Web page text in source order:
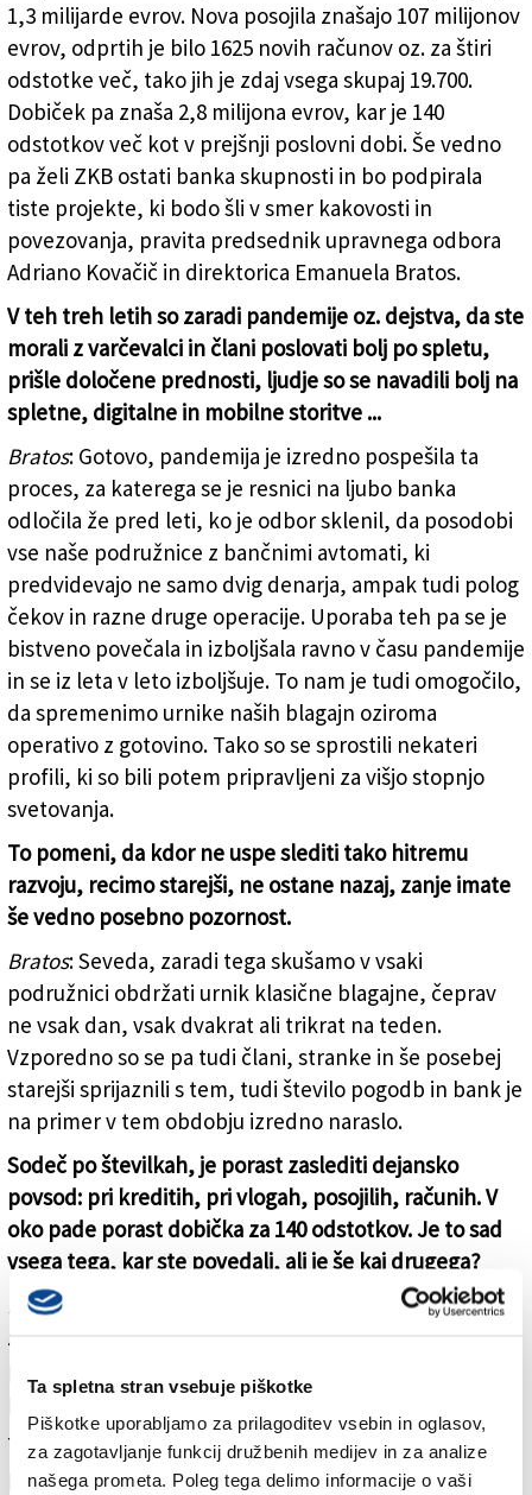
Ta spletna stran vsebuje piškotke
Piškotke uporabljamo za prilagoditev vsebin in oglasov,
za zagotavljanje funkcij družbenih medijev in za analize
našega prometa. Poleg tega delimo informacije o vaši
1,3 milijarde evrov. Nova posojila znašajo 107 milijonov
evrov, odprtih je bilo 1625 novih računov oz. za štiri
odstotke več, tako jih je zdaj vsega skupaj 19.700.
Dobiček pa znaša 2,8 milijona evrov, kar je 140
odstotkov več kot v prejšnji poslovni dobi. Še vedno
pa želi ZKB ostati banka skupnosti in bo podpirala
tiste projekte, ki bodo šli v smer kakovosti in
povezovanja, pravita predsednik upravnega odbora
Adriano Kovačič in direktorica Emanuela Bratos.
V teh treh letih so zaradi pandemije oz. dejstva, da ste
morali z varčevalci in člani poslovati bolj po spletu,
prišle določene prednosti, ljudje so se navadili bolj na
spletne, digitalne in mobilne storitve ...
Bratos: Gotovo, pandemija je izredno pospešila ta
proces, za katerega se je resnici na ljubo banka
odločila že pred leti, ko je odbor sklenil, da posodobi
vse naše podružnice z bančnimi avtomati, ki
predvidevajo ne samo dvig denarja, ampak tudi polog
čekov in razne druge operacije. Uporaba teh pa se je
bistveno povečala in izboljšala ravno v času pandemije
in se iz leta v leto izboljšuje. To nam je tudi omogočilo,
da spremenimo urnike naših blagajn oziroma
operativo z gotovino. Tako so se sprostili nekateri
profili, ki so bili potem pripravljeni za višjo stopnjo
svetovanja.
To pomeni, da kdor ne uspe slediti tako hitremu
razvoju, recimo starejši, ne ostane nazaj, zanje imate
še vedno posebno pozornost.
Bratos: Seveda, zaradi tega skušamo v vsaki
podružnici obdržati urnik klasične blagajne, čeprav
ne vsak dan, vsak dvakrat ali trikrat na teden.
Vzporedno so se pa tudi člani, stranke in še posebej
starejši sprijaznili s tem, tudi število pogodb in bank je
na primer v tem obdobju izredno naraslo.
Sodeč po številkah, je porast zaslediti dejansko
povsod: pri kreditih, pri vlogah, posojilih, računih. V
oko pade porast dobička za 140 odstotkov. Je to sad
vsega tega, kar ste povedali, ali je še kaj drugega?
Bratos
: Je gotovo sad vsega tega, kar smo povedali, v
zadnjem delu leta 2022 pa je treba prišteti še
postalo očitno.
Treba je tudi povedati, da je bil ob koncu leta odbor
pred izbiro, ali višji dobiček registrira in zaključi